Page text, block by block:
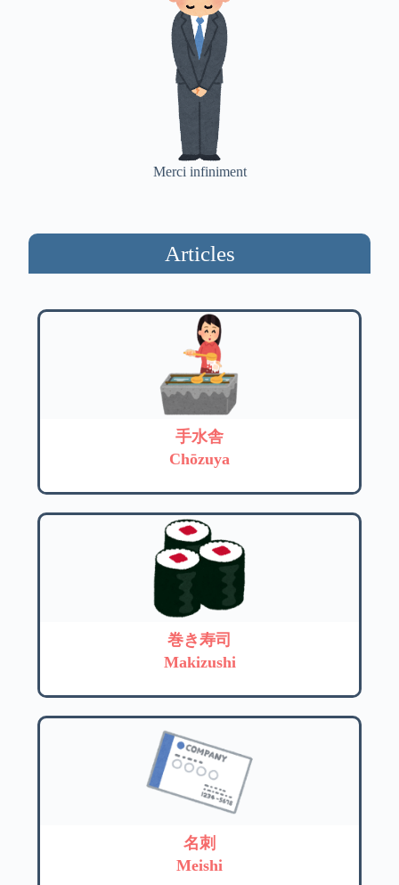
Merci infiniment
Articles
手水舎
Chōzuya
巻き寿司
Makizushi
名刺
Meishi